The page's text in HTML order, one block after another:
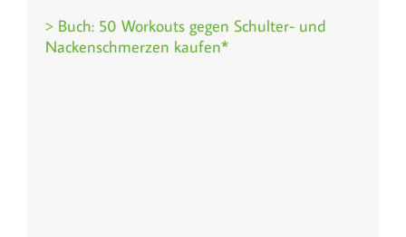
> Buch: 50 Workouts gegen Schulter- und
Nackenschmerzen kaufen*